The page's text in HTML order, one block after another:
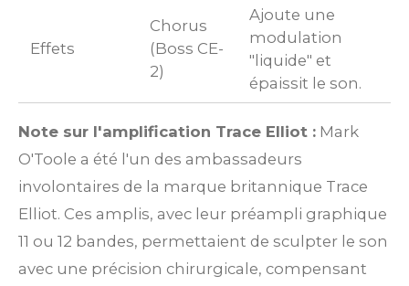
Effets
Chorus
(Boss CE-
2)
Ajoute une
modulation
"liquide" et
épaissit le son.
Note sur l'amplification Trace Elliot : Mark
O'Toole a été l'un des ambassadeurs
involontaires de la marque britannique Trace
Elliot. Ces amplis, avec leur préampli graphique
11 ou 12 bandes, permettaient de sculpter le son
avec une précision chirurgicale, compensant